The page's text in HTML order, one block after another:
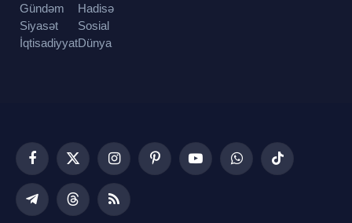
Gündəm
Siyasət
İqtisadiyyat
Hadisə
Sosial
Dünya
Facebook
X
(Twitter)
InstagramPinterestYouTubeWhatsAppTikTok
TelegramThreadsRSS